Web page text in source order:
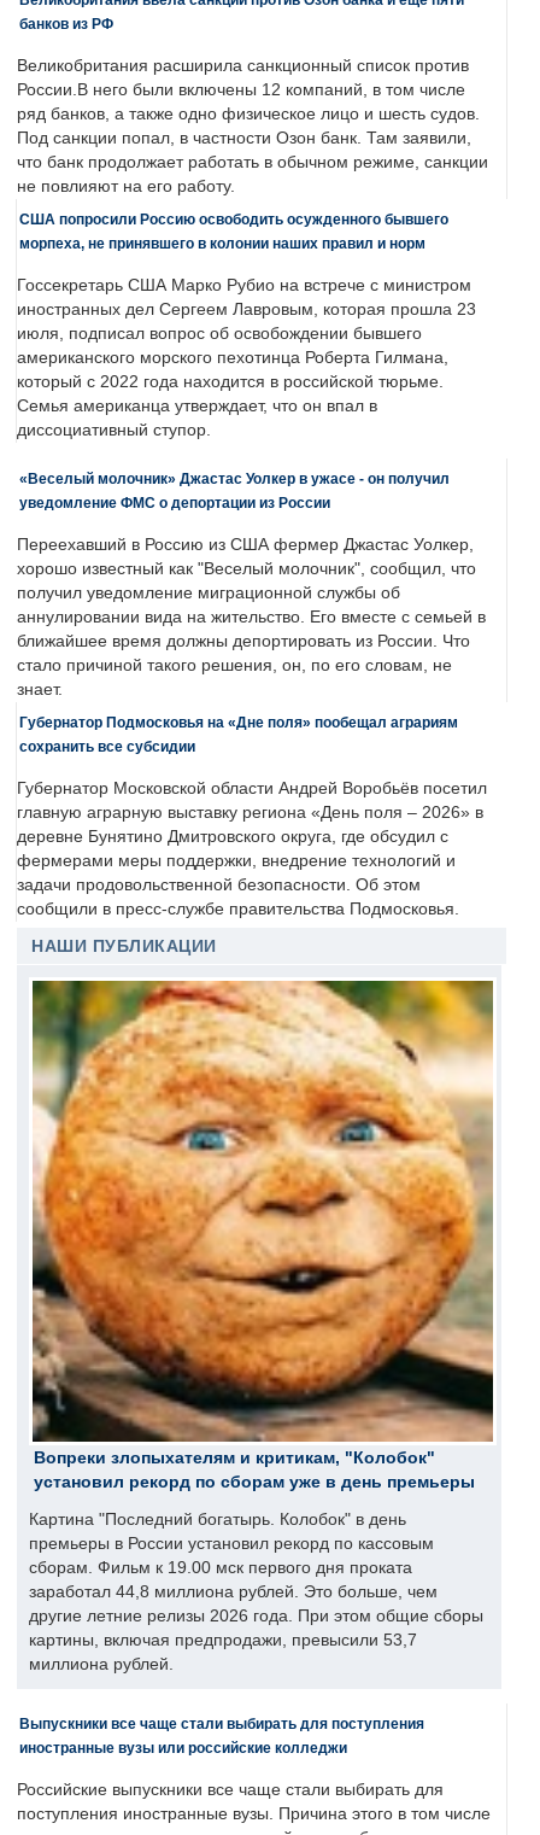
банков из РФ
Великобритания расширила санкционный список против
России.В него были включены 12 компаний, в том числе
ряд банков, а также одно физическое лицо и шесть судов.
Под санкции попал, в частности Озон банк. Там заявили,
что банк продолжает работать в обычном режиме, санкции
не повлияют на его работу.
США попросили Россию освободить осужденного бывшего
морпеха, не принявшего в колонии наших правил и норм
Госсекретарь США Марко Рубио на встрече с министром
иностранных дел Сергеем Лавровым, которая прошла 23
июля, подписал вопрос об освобождении бывшего
американского морского пехотинца Роберта Гилмана,
который с 2022 года находится в российской тюрьме.
Семья американца утверждает, что он впал в
диссоциативный ступор.
«Веселый молочник» Джастас Уолкер в ужасе - он получил
уведомление ФМС о депортации из России
Переехавший в Россию из США фермер Джастас Уолкер,
хорошо известный как "Веселый молочник", сообщил, что
получил уведомление миграционной службы об
аннулировании вида на жительство. Его вместе с семьей в
ближайшее время должны депортировать из России. Что
стало причиной такого решения, он, по его словам, не
знает.
Губернатор Подмосковья на «Дне поля» пообещал аграриям
сохранить все субсидии
Губернатор Московской области Андрей Воробьёв посетил
главную аграрную выставку региона «День поля – 2026» в
деревне Бунятино Дмитровского округа, где обсудил с
фермерами меры поддержки, внедрение технологий и
задачи продовольственной безопасности. Об этом
сообщили в пресс-службе правительства Подмосковья.
НАШИ ПУБЛИКАЦИИ
Вопреки злопыхателям и критикам, "Колобок"
установил рекорд по сборам уже в день премьеры
Картина "Последний богатырь. Колобок" в день
премьеры в России установил рекорд по кассовым
сборам. Фильм к 19.00 мск первого дня проката
заработал 44,8 миллиона рублей. Это больше, чем
другие летние релизы 2026 года. При этом общие сборы
картины, включая предпродажи, превысили 53,7
миллиона рублей.
Выпускники все чаще стали выбирать для поступления
иностранные вузы или российские колледжи
Российские выпускники все чаще стали выбирать для
поступления иностранные вузы. Причина этого в том числе